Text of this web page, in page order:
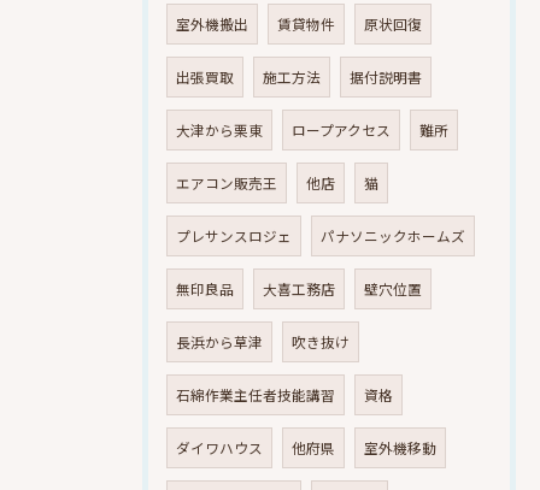
室外機搬出 賃貸物件 原状回復
出張買取 施工方法 据付説明書
大津から栗東 ロープアクセス 難所
エアコン販売王 他店 猫
プレサンスロジェ パナソニックホームズ
無印良品 大喜工務店 壁穴位置
長浜から草津 吹き抜け
石綿作業主任者技能講習 資格
ダイワハウス 他府県 室外機移動